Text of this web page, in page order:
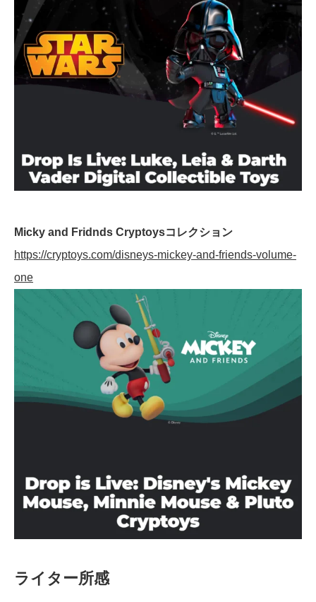
Micky and Fridnds Cryptoysコレクション
https://cryptoys.com/disneys-mickey-and-friends-volume-
one
ライター所感